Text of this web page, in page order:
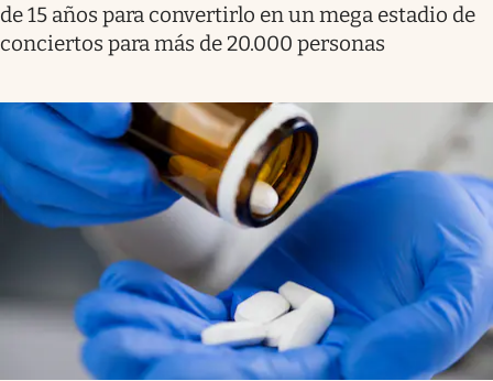
de 15 años para convertirlo en un mega estadio de
conciertos para más de 20.000 personas